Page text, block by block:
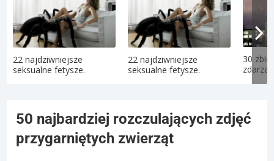
22 najdziwniejsze
seksualne fetysze.
22 najdziwniejsze
seksualne fetysze.
30
50 najbardziej rozczulających zdjęć
przygarniętych zwierząt